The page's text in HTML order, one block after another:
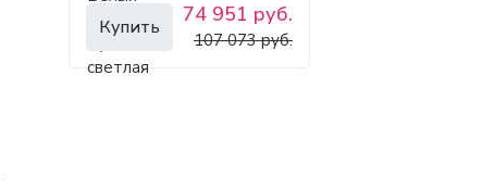
Купить 74 951 руб.
107 073 руб.